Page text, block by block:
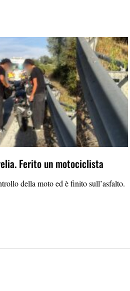
Ferito un motociclista
della moto ed è finito sull’asfalto.